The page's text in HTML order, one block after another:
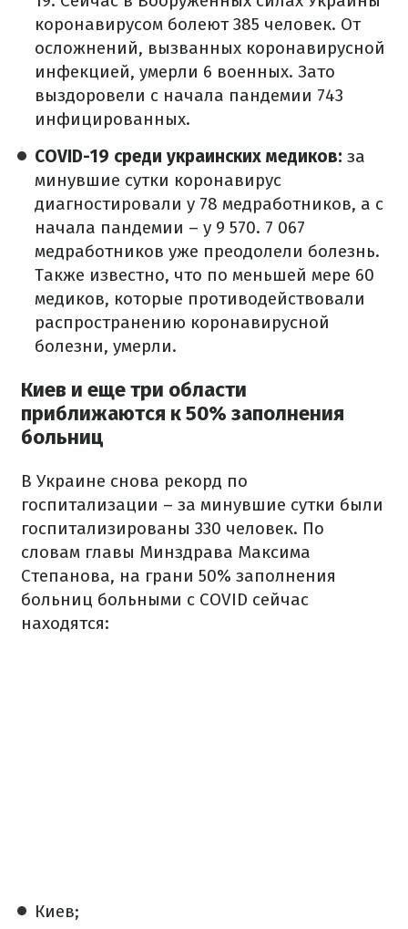
коронавирусом болеют 385 человек. От
осложнений, вызванных коронавирусной
инфекцией, умерли 6 военных. Зато
выздоровели с начала пандемии 743
инфицированных.
COVID-19 среди украинских медиков: за
минувшие сутки коронавирус
диагностировали у 78 медработников, а с
начала пандемии – у 9 570. 7 067
медработников уже преодолели болезнь.
Также известно, что по меньшей мере 60
медиков, которые противодействовали
распространению коронавирусной
болезни, умерли.
Киев и еще три области
приближаются к 50% заполнения
больниц
В Украине снова рекорд по
госпитализации – за минувшие сутки были
госпитализированы 330 человек. По
словам главы Минздрава Максима
Степанова, на грани 50% заполнения
больниц больными с COVID сейчас
находятся:
Киев;